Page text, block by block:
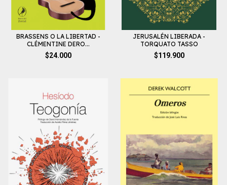
BRASSENS O LA LIBERTAD -
CLÉMENTINE DERO...
$24.000
JERUSALÉN LIBERADA -
TORQUATO TASSO
$119.900